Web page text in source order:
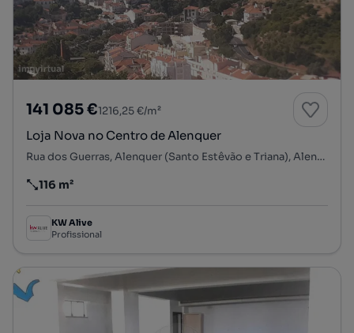
141 085 €1216,25 €/m²
Loja Nova no Centro de Alenquer
Rua dos Guerras, Alenquer (Santo Estêvão e Triana), Alenquer, Lisboa
Preço por metro quadrado
116 m²
KW Alive
Profissional